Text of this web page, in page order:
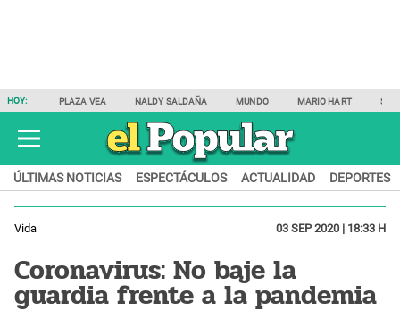
HOY: PLAZA VEA NALDY SALDAÑA MUNDO MARIO HART
ÚLTIMAS NOTICIAS ESPECTÁCULOS ACTUALIDAD DEPORTES
Vida 03 SEP 2020 | 18:33 H
Coronavirus: No baje la
guardia frente a la pandemia